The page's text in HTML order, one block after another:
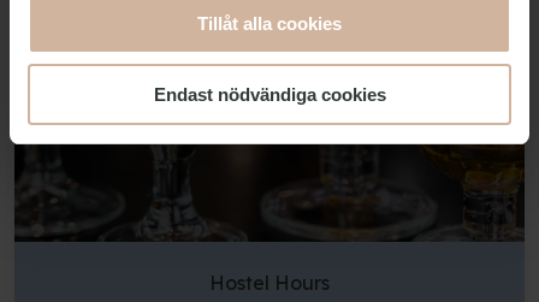
Tillåt alla cookies
Endast nödvändiga cookies
Hostel Hours